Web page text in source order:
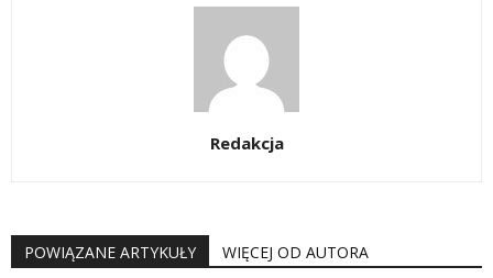
Redakcja
POWIĄZANE ARTYKUŁY WIĘCEJ OD AUTORA